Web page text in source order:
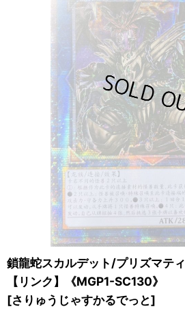
鎖龍蛇スカルデット/プリズマテ
【リンク】《MGP1-SC130》
[さりゅうじゃすかるでっと]